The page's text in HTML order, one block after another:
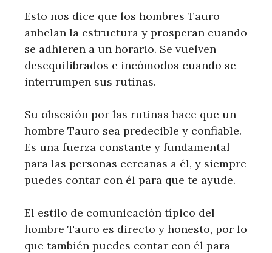
Esto nos dice que los hombres Tauro
anhelan la estructura y prosperan cuando
se adhieren a un horario. Se vuelven
desequilibrados e incómodos cuando se
interrumpen sus rutinas.
Su obsesión por las rutinas hace que un
hombre Tauro sea predecible y confiable.
Es una fuerza constante y fundamental
para las personas cercanas a él, y siempre
puedes contar con él para que te ayude.
El estilo de comunicación típico del
hombre Tauro es directo y honesto, por lo
que también puedes contar con él para